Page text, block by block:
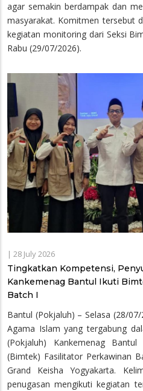
agar semakin berdampak dan
masyarakat. Komitmen tersebut
kegiatan monitoring dari Seksi
Rabu (29/07/2026).
| 28 July 2026
Tingkatkan Kompetensi,
Kankemenag Bantul Ikuti
Batch I
Bantul (Pokjaluh) – Selasa (28/
Agama Islam yang tergabung
(Pokjaluh) Kankemenag
(Bimtek) Fasilitator Perkawinan
Grand Keisha Yogyakarta.
penugasan mengikuti kegiatan